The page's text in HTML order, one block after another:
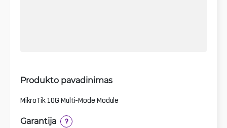
Produkto pavadinimas
MikroTik 10G Multi-Mode Module
Garantija ?